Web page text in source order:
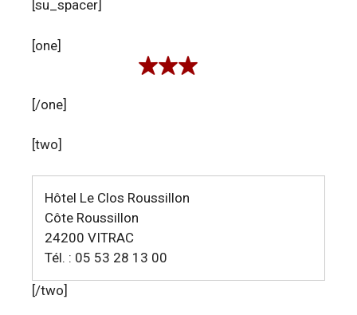
[su_spacer]
[one]
[/one]
[two]
Hôtel Le Clos Roussillon
Côte Roussillon
24200 VITRAC
Tél. : 05 53 28 13 00
[/two]